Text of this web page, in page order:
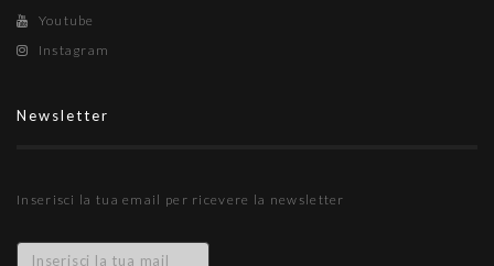
Youtube
Instagram
Newsletter
Inserisci la tua email per ricevere la newsletter